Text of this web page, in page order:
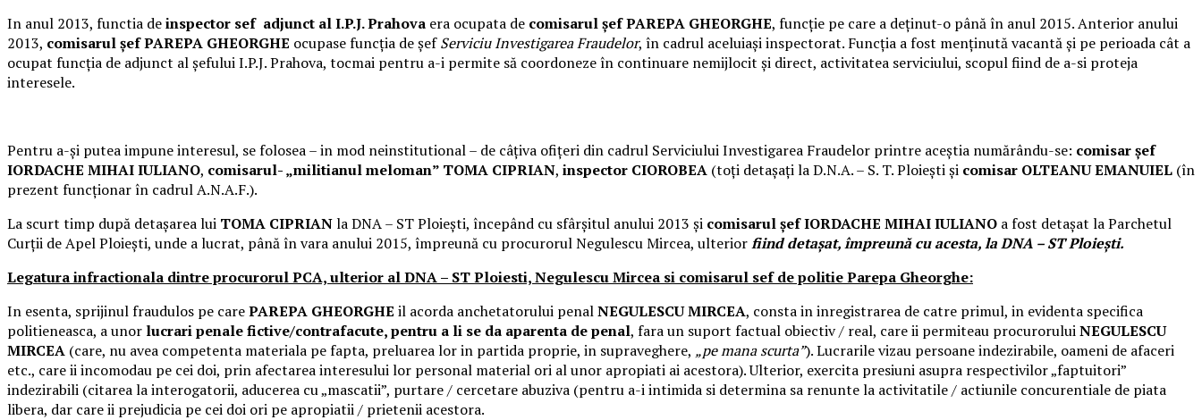
In anul 2013, functia deinspector sef adjunct al I.P.J. Prahova era ocupata de comisarul șef PAREPA GHEORGHE, funcție pe care a deținut-o până în anul 2015. Anterior anului
2013, comisarul șef PAREPA GHEORGHE ocupase funcția de șefServiciu Investigarea Fraudelor, în cadrul aceluiași inspectorat. Funcția a fost menținută vacantă și pe perioada cât a
ocupat funcția de adjunct al șefului I.P.J. Prahova, tocmai pentru a-i permite să coordoneze în continuare nemijlocit și direct, activitatea serviciului, scopul fiind de a-si proteja
interesele.
Pentru a-și putea impune interesul, se folosea – in mod neinstitutional – de câțiva ofițeri din cadrul Serviciului Investigarea Fraudelor printre aceștia numărându-se: comisar șef
IORDACHE MIHAIIULIANO, comisarul- „militianul meloman” TOMA CIPRIAN, inspector CIOROBEA (toți detașați la D.N.A. – S. T. Ploiești și comisar OLTEANUEMANUIEL (în
prezent funcționar în cadrul A.N.A.F.).
La scurt timp după detașarea lui TOMA CIPRIANla DNA – ST Ploiești, începând cu sfârșitul anului 2013 și comisarul șef IORDACHE MIHAIIULIANO a fost detașat la Parchetul
Curții de Apel Ploiești, unde a lucrat, până în vara anului 2015, împreună cu procurorul Negulescu Mircea, ulteriorfiind detașat, împreună cu acesta, la DNA – ST Ploiești.
Legatura infractionala dintre procurorul PCA, ulterior al DNA – ST Ploiesti, Negulescu Mircea si comisarul sef de politie Parepa Gheorghe:
In esenta, sprijinul fraudulos pe carePAREPA GHEORGHE il acorda anchetatorului penalNEGULESCU MIRCEA, consta in inregistrarea de catre primul, in evidenta specifica
politieneasca, a unor lucrari penale fictive/contrafacute, pentru a li se da aparenta de penal, fara un suport factual obiectiv / real, care ii permiteau procuroruluiNEGULESCU
MIRCEA (care, nu avea competenta materiala pe fapta, preluarea lor in partida proprie, in supraveghere, „pe mana scurta”). Lucrarile vizau persoane indezirabile, oameni de afaceri
etc., care ii incomodau pe cei doi, prin afectarea interesului lor personal material ori al unor apropiati ai acestora). Ulterior, exercita presiuni asupra respectivilor „faptuitori”
indezirabili (citarea la interogatorii, aducerea cu „mascatii”, purtare / cercetare abuziva (pentru a-i intimida si determina sa renunte la activitatile / actiunile concurentiale de piata
libera, dar care ii prejudicia pe cei doi ori pe apropiatii / prietenii acestora.